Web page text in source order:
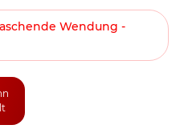
Wendung -